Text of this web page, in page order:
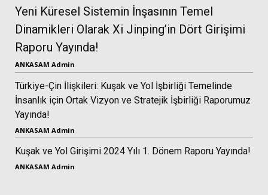
Yeni Küresel Sistemin İnşasının Temel
Dinamikleri Olarak Xi Jinping’in Dört Girişimi
Raporu Yayında!
ANKASAM Admin
Türkiye-Çin İlişkileri: Kuşak ve Yol İşbirliği Temelinde
İnsanlık için Ortak Vizyon ve Stratejik İşbirliği Raporumuz
Yayında!
ANKASAM Admin
Kuşak ve Yol Girişimi 2024 Yılı 1. Dönem Raporu Yayında!
ANKASAM Admin